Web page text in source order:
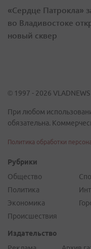
«Сердце Патрокла»
во Владивостоке
новый сквер
© 1997 - 2026 VLADNEWS
При любом
обязательна.
Политика обработки
Рубрики
Общество
Политика
Экономика
Происшествия
Издательство